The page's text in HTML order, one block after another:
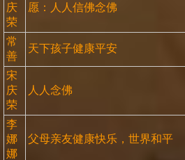
庆
荣
愿：人人信佛念佛
常
善
天下孩子健康平安
宋
庆
荣
人人念佛
李
娜
娜
父母亲友健康快乐，世界和平